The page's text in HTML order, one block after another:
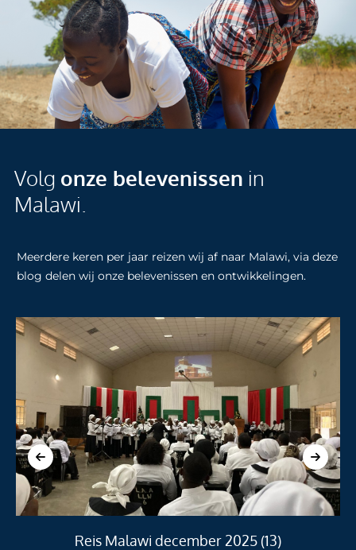
Volg onze belevenissen in
Malawi.
Meerdere keren per jaar reizen wij af naar Malawi, via deze
blog delen wij onze belevenissen en ontwikkelingen.
Reis Malawi december 2025 (13)